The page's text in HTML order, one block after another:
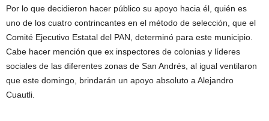
Por lo que decidieron hacer público su apoyo hacia él, quién es
uno de los cuatro contrincantes en el método de selección, que el
Comité Ejecutivo Estatal del PAN, determinó para este municipio.
Cabe hacer mención que ex inspectores de colonias y líderes
sociales de las diferentes zonas de San Andrés, al igual ventilaron
que este domingo, brindarán un apoyo absoluto a Alejandro
Cuautli.